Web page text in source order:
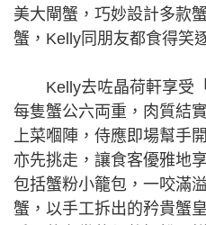
美大閘蟹，巧妙設計多款
蟹，Kelly同朋友都食得笑
Kelly去咗晶荷軒享受「
每隻蟹公六両重，肉質結
上菜嗰陣，侍應即場幫手
亦先挑走，讓食客優雅地
包括蟹粉小籠包，一咬滿
蟹，以手工拆出的矜貴蟹